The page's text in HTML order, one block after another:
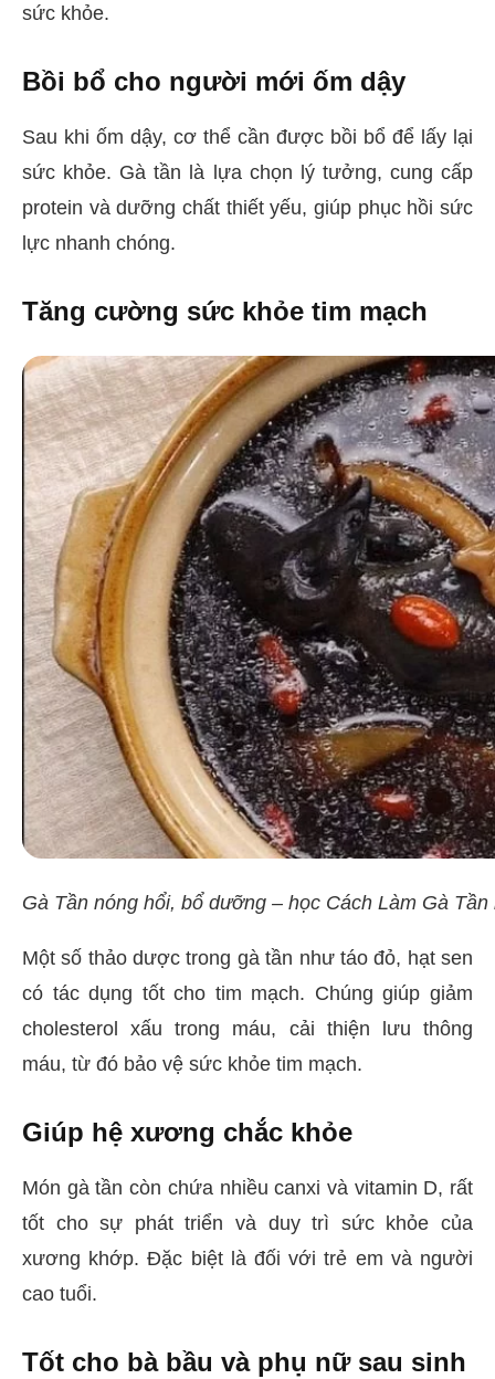
sức khỏe.
Bồi bổ cho người mới ốm dậy
Sau khi ốm dậy, cơ thể cần được bồi bổ để lấy lại
sức khỏe. Gà tần là lựa chọn lý tưởng, cung cấp
protein và dưỡng chất thiết yếu, giúp phục hồi sức
lực nhanh chóng.
Tăng cường sức khỏe tim mạch
Gà Tần nóng hổi, bổ dưỡng – học Cách Làm Gà Tần
Một số thảo dược trong gà tần như táo đỏ, hạt sen
có tác dụng tốt cho tim mạch. Chúng giúp giảm
cholesterol xấu trong máu, cải thiện lưu thông
máu, từ đó bảo vệ sức khỏe tim mạch.
Giúp hệ xương chắc khỏe
Món gà tần còn chứa nhiều canxi và vitamin D, rất
tốt cho sự phát triển và duy trì sức khỏe của
xương khớp. Đặc biệt là đối với trẻ em và người
cao tuổi.
Tốt cho bà bầu và phụ nữ sau sinh